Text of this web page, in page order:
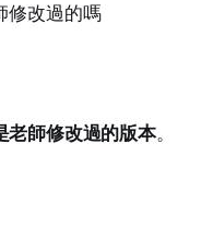
修改過的嗎
老師修改過的版本。